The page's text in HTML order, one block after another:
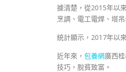
據清楚，從2015年以
烹調、電工電焊、塔
統計顯示，2017年以
近年來， 包養網廣西
技巧，脫貧致富。